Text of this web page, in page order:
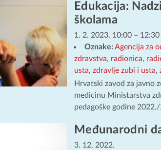
Edukacija:
školama
1. 2. 2023. 10:00– 12:30
Oznake:Agencija za
zdravstva, radionica,
usta, zdravlje zubi i usta,
Hrvatski zavod za javno
medicinu Ministarstva
pedagoške godine
Međunarodni
3. 12. 2022.